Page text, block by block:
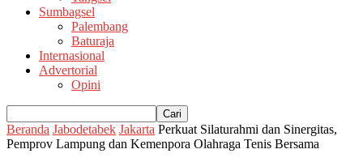
Sumbagsel
Palembang
Baturaja
Internasional
Advertorial
Opini
Beranda Jabodetabek Jakarta Perkuat Silaturahmi dan Sinergitas,
Pemprov Lampung dan Kemenpora Olahraga Tenis Bersama